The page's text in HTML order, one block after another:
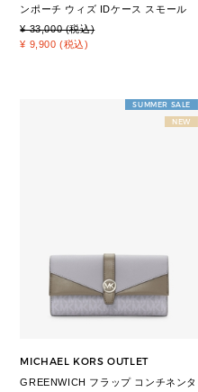
ンポーチ ウィズ IDケース スモール
¥ 33,000 (税込)
¥ 9,900 (税込)
SUMMER SALE
NEW
MICHAEL KORS OUTLET
GREENWICH フラップ コンチネンタ